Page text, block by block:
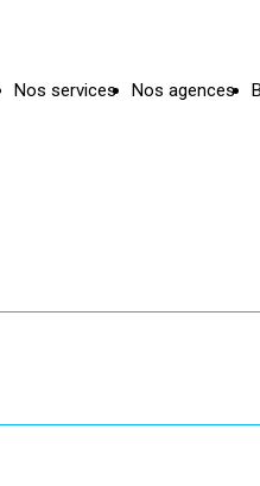
Nos services Nos agences